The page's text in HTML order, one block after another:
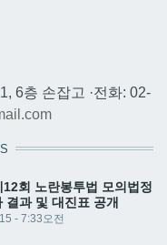
6층 손잡고 ·전화: 02-
회 노란봉투법 모의법정
결과 및 대진표 공개
- 7:33오전